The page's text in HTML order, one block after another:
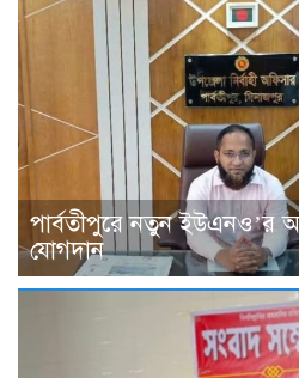
পার্বতীপুরে নতুন
যোগদান